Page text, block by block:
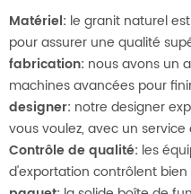
Matériel: le granit naturel
pour assurer une qualité
fabrication: nous avons un
machines avancées pour
designer: notre designer
vous voulez, avec un
Contrôle de qualité: les
d'exportation contrôlent